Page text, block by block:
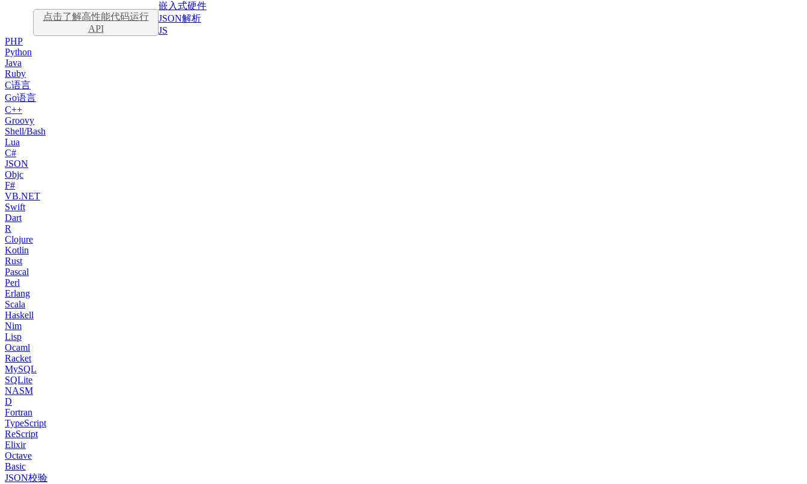
点击了解高性能代码运行
API
嵌入式硬件
JSON解析
JS
PHP
Python
Java
Ruby
C语言
Go语言
C++
Groovy
Shell/Bash
Lua
C#
JSON
Objc
F#
VB.NET
Swift
Dart
R
Clojure
Kotlin
Rust
Pascal
Perl
Erlang
Scala
Haskell
Nim
Lisp
Ocaml
Racket
MySQL
SQLite
NASM
D
Fortran
TypeScript
ReScript
Elixir
Octave
Basic
JSON校验